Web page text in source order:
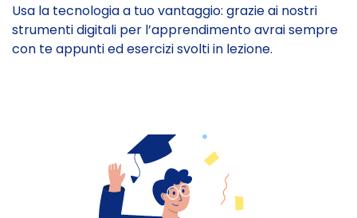
Usa la tecnologia a tuo vantaggio: grazie ai nostri
strumenti digitali per l’apprendimento avrai sempre
con te appunti ed esercizi svolti in lezione.